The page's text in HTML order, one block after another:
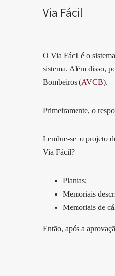
Via Fácil
O Via Fácil é o
sistema. Além disso,
Bombeiros (AVCB).
Primeiramente, o
Lembre-se: o projeto
Via Fácil?
Plantas;
Memoriais
Memoriais de
Então, após a